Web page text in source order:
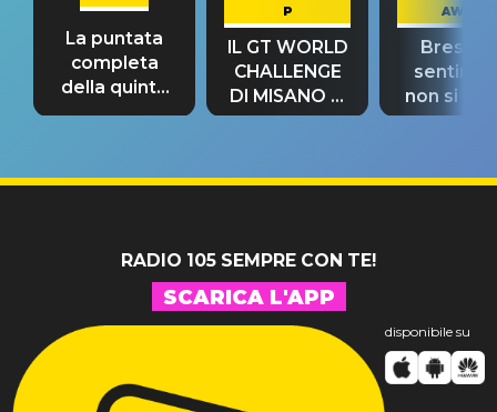
La puntata
completa
della quinta
tappa
P
IL GT WORLD
CHALLENGE
DI MISANO si
riconferma
AWAY
Bresh:
non si
fino alla
RADIO 105 SEMPRE CON TE!
SCARICA L'APP
disponibile su